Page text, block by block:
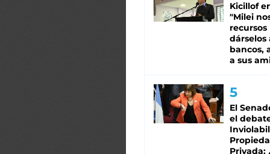
Kicillof
"Milei
recursos
dárselos
bancos,
a sus
El
el
Privada: